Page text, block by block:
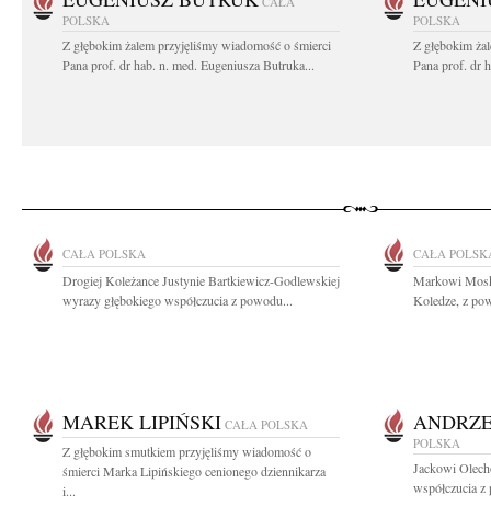
POLSKA
Z głębokim żalem przyjęliśmy wiadomość o śmierci
Pana prof. dr hab. n. med. Eugeniusza Butruka...
POLSKA
Z głębokim
Pana prof. dr
CAŁA POLSKA
Drogiej Koleżance Justynie Bartkiewicz-Godlewskiej
wyrazy głębokiego współczucia z powodu...
CAŁA
Markowi
Koledze, z
MAREK LIPIŃSKI CAŁA POLSKA
Z głębokim smutkiem przyjęliśmy wiadomość o
śmierci Marka Lipińskiego cenionego dziennikarza
i...
POLSKA
Jackowi
współczucia